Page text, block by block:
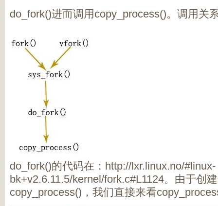
do_fork()进而调用copy_process()。调用关
do_fork()的代码在：http://lxr.linux.no/#linux-
bk+v2.6.11.5/kernel/fork.c#L1124。由于创
copy_process()，我们直接来看